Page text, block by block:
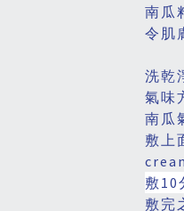
南瓜
令肌
洗乾
氣味
南瓜
敷上
敷10
敷完